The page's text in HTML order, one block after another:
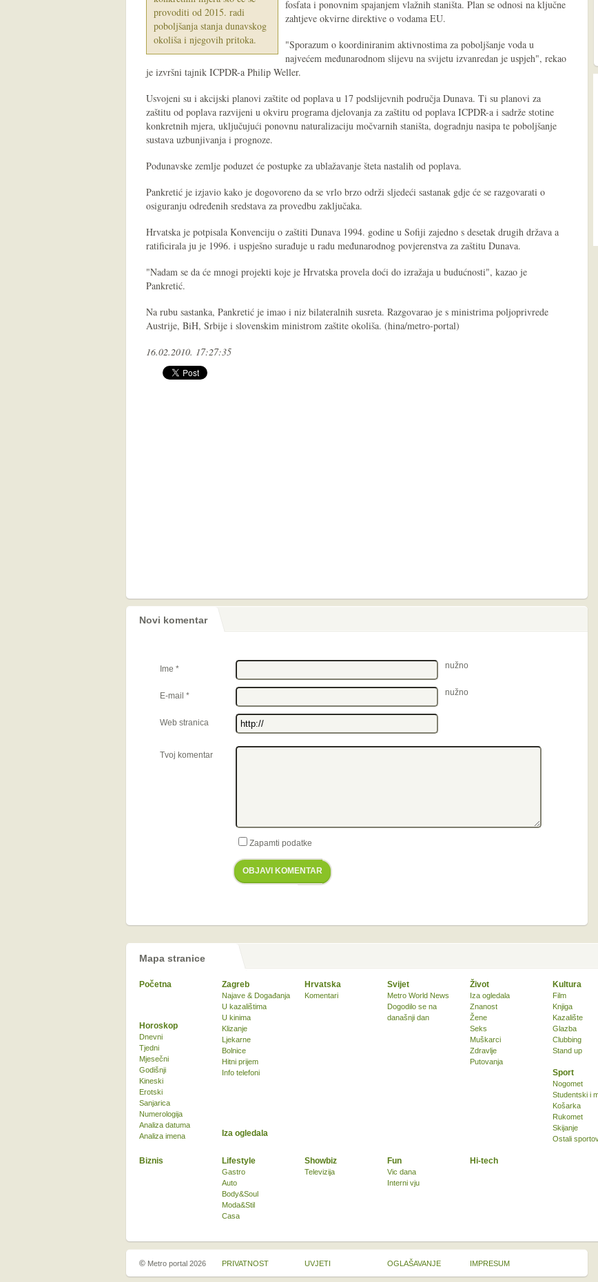
provoditi od 2015. radi
poboljšanja stanja dunavskog
okoliša i njegovih pritoka.
fosfata i ponovnim spajanjem vlažnih staništa. Plan se odnosi na ključne
zahtjeve okvirne direktive o vodama EU.
"Sporazum o koordiniranim aktivnostima za poboljšanje voda u
najvećem međunarodnom slijevu na svijetu izvanredan je uspjeh", rekao
je izvršni tajnik ICPDR-a Philip Weller.
Usvojeni su i akcijski planovi zaštite od poplava u 17 podslijevnih područja Dunava. Ti su planovi za
zaštitu od poplava razvijeni u okviru programa djelovanja za zaštitu od poplava ICPDR-a i sadrže stotine
konkretnih mjera, uključujući ponovnu naturalizaciju močvarnih staništa, dogradnju nasipa te poboljšanje
sustava uzbunjivanja i prognoze.
Podunavske zemlje poduzet će postupke za ublažavanje šteta nastalih od poplava.
Pankretić je izjavio kako je dogovoreno da se vrlo brzo održi sljedeći sastanak gdje će se razgovarati o
osiguranju određenih sredstava za provedbu zaključaka.
Hrvatska je potpisala Konvenciju o zaštiti Dunava 1994. godine u Sofiji zajedno s desetak drugih država a
ratificirala ju je 1996. i uspješno surađuje u radu međunarodnog povjerenstva za zaštitu Dunava.
"Nadam se da će mnogi projekti koje je Hrvatska provela doći do izražaja u budućnosti", kazao je
Pankretić.
Na rubu sastanka, Pankretić je imao i niz bilateralnih susreta. Razgovarao je s ministrima poljoprivrede
Austrije, BiH, Srbije i slovenskim ministrom zaštite okoliša. (hina/metro-portal)
16.02.2010. 17:27:35
Novi komentar
Ime * nužno
E-mail * nužno
Web stranica
Tvoj komentar
Zapamti podatke
OBJAVI KOMENTAR
Mapa stranice
Početna Zagreb
Najave & Događanja
U kazalištima
U kinima
Klizanje
Ljekarne
Bolnice
Hitni prijem
Info telefoni
Hrvatska
Komentari
Svijet
Metro World News
Dogodilo se na
današnji dan
Život
Iza ogledala
Znanost
Žene
Seks
Muškarci
Zdravlje
Putovanja
Kultura
Film
Knjiga
Kazalište
Glazba
Clubbing
Stand up
Sport
Nogomet
Studentski i
Košarka
Rukomet
Skijanje
Ostali
Biznis Lifestyle
Gastro
Auto
Body&Soul
Moda&Stil
Casa
Showbiz
Televizija
Fun
Vic dana
Interni vju
Horoskop
Dnevni
Tjedni
Mjesečni
Godišnji
Kineski
Erotski
Sanjarica
Numerologija
Analiza datuma
Analiza imena
Iza ogledala
Hi-tech
© Metro portal 2026 PRIVATNOST UVJETI OGLAŠAVANJE IMPRESUM